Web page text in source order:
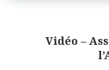
Vidéo –